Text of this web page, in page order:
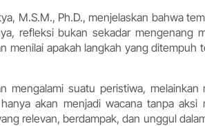
M.S.M., Ph.D., menjelaskan bahwa
refleksi bukan sekadar mengenang
menilai apakah langkah yang ditempuh
mengalami suatu peristiwa, melainkan
akan menjadi wacana tanpa aksi
relevan, berdampak, dan unggul